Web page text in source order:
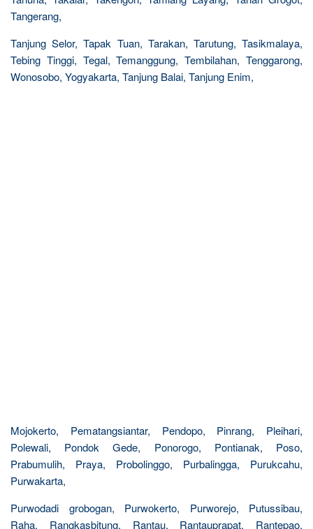
Tangerang,
Tanjung Selor, Tapak Tuan, Tarakan, Tarutung, Tasikmalaya,
Tebing Tinggi, Tegal, Temanggung, Tembilahan, Tenggarong,
Wonosobo, Yogyakarta, Tanjung Balai, Tanjung Enim,
Mojokerto, Pematangsiantar, Pendopo, Pinrang, Pleihari,
Polewali, Pondok Gede, Ponorogo, Pontianak, Poso,
Prabumulih, Praya, Probolinggo, Purbalingga, Purukcahu,
Purwakarta,
Purwodadi grobogan, Purwokerto, Purworejo, Putussibau,
Raha, Rangkasbitung, Rantau, Rantauprapat, Rantepao,